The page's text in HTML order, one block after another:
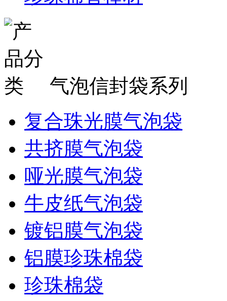
气泡信封袋系列
复合珠光膜气泡袋
共挤膜气泡袋
哑光膜气泡袋
牛皮纸气泡袋
镀铝膜气泡袋
铝膜珍珠棉袋
珍珠棉袋